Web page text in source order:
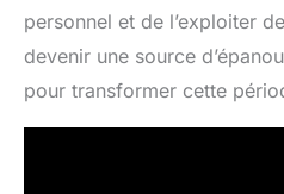
personnel et de l’exploiter
devenir une source
pour transformer cette